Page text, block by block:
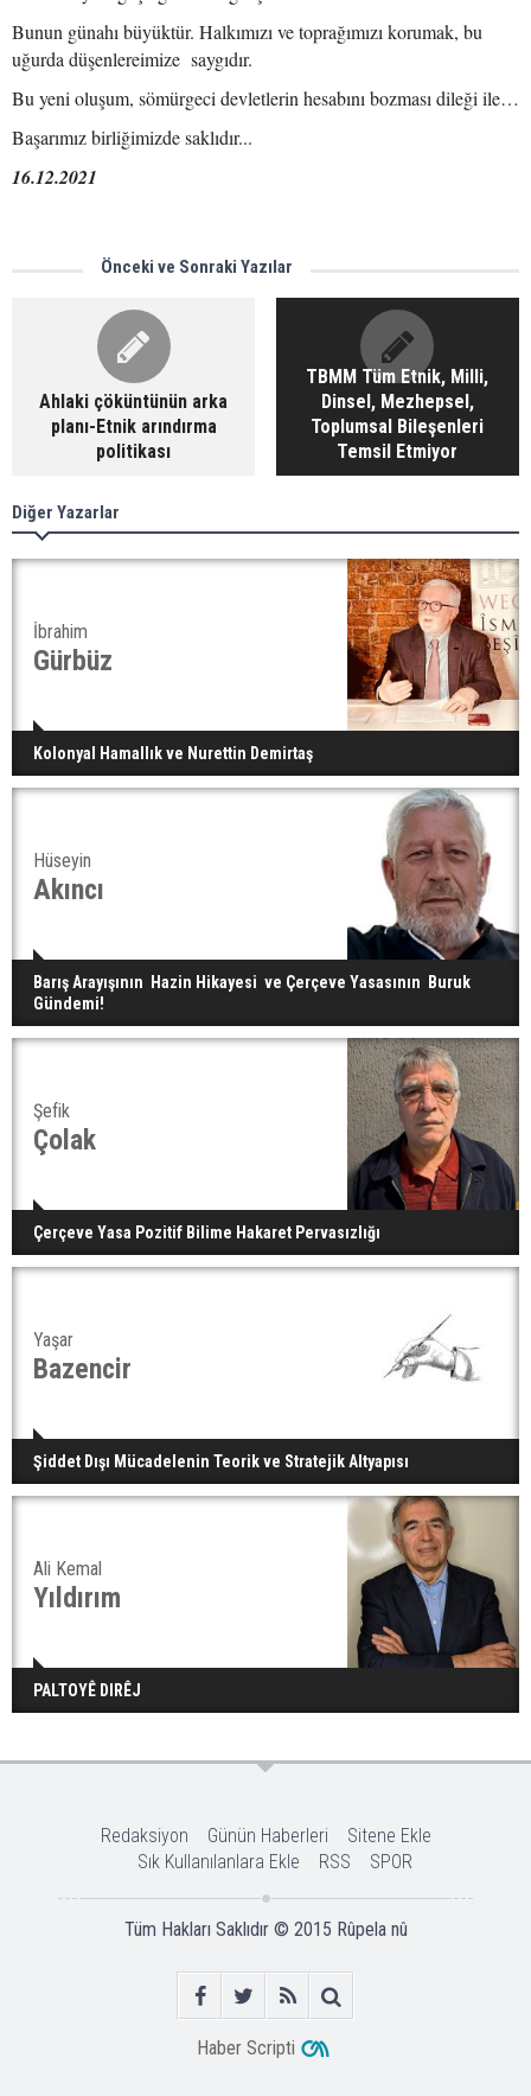
Bunun günahı büyüktür. Halkımızı ve toprağımızı korumak, bu
uğurda düşenlereimize saygıdır.
Bu yeni oluşum, sömürgeci devletlerin hesabını bozması dileği ile…
Başarımız birliğimizde saklıdır...
16.12.2021
Önceki ve Sonraki Yazılar
Ahlaki çöküntünün arka
planı-Etnik arındırma
politikası
TBMM Tüm Etnik, Milli,
Dinsel, Mezhepsel,
Toplumsal Bileşenleri
Temsil Etmiyor
Diğer Yazarlar
İbrahim
Gürbüz
Kolonyal Hamallık ve Nurettin Demirtaş
Hüseyin
Akıncı
Barış Arayışının Hazin Hikayesi ve Çerçeve Yasasının Buruk
Gündemi!
Şefik
Çolak
Çerçeve Yasa Pozitif Bilime Hakaret Pervasızlığı
Yaşar
Bazencir
Şiddet Dışı Mücadelenin Teorik ve Stratejik Altyapısı
Ali Kemal
Yıldırım
PALTOYÊ DIRÊJ
Redaksiyon Günün Haberleri
Sitene Ekle
Sık Kullanılanlara Ekle
RSS SPOR
Tüm Hakları Saklıdır © 2015 Rûpela nû
Haber Scripti